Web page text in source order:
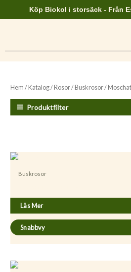
till
Köp Biokol i storsäck - Från
Hem /Katalog/Rosor/Buskrosor/
Produktfilter
Buskrosor
Läs Mer
Snabbvy